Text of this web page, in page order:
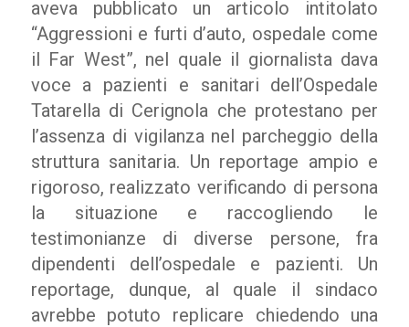
aveva pubblicato un articolo intitolato
“Aggressioni e furti d’auto, ospedale come
il Far West”, nel quale il giornalista dava
voce a pazienti e sanitari dell’Ospedale
Tatarella di Cerignola che protestano per
l’assenza di vigilanza nel parcheggio della
struttura sanitaria. Un reportage ampio e
rigoroso, realizzato verificando di persona
la situazione e raccogliendo le
testimonianze di diverse persone, fra
dipendenti dell’ospedale e pazienti. Un
reportage, dunque, al quale il sindaco
avrebbe potuto replicare chiedendo una